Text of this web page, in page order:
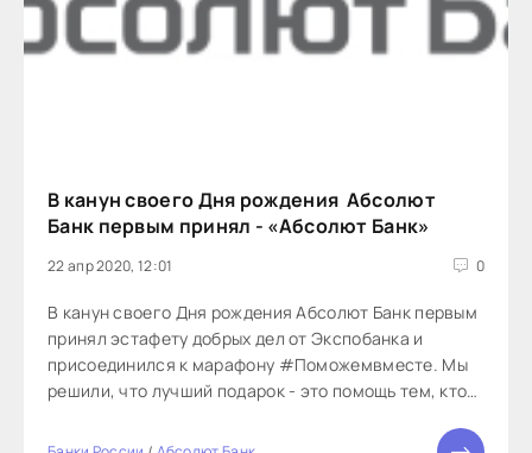
В канун своего Дня рождения Абсолют
Банк первым принял - «Абсолют Банк»
22 апр 2020, 12:01 0
В канун своего Дня рождения Абсолют Банк первым
принял эстафету добрых дел от Экспобанка и
присоединился к марафону #Поможемвместе. Мы
решили, что лучший подарок - это помощь тем, кто
нас всех.